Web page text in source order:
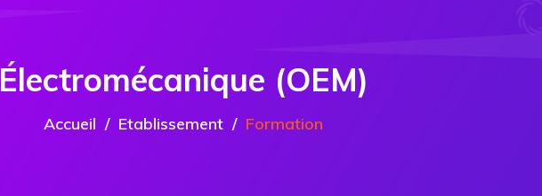
Électromécanique (OEM)
Accueil Etablissement Formation